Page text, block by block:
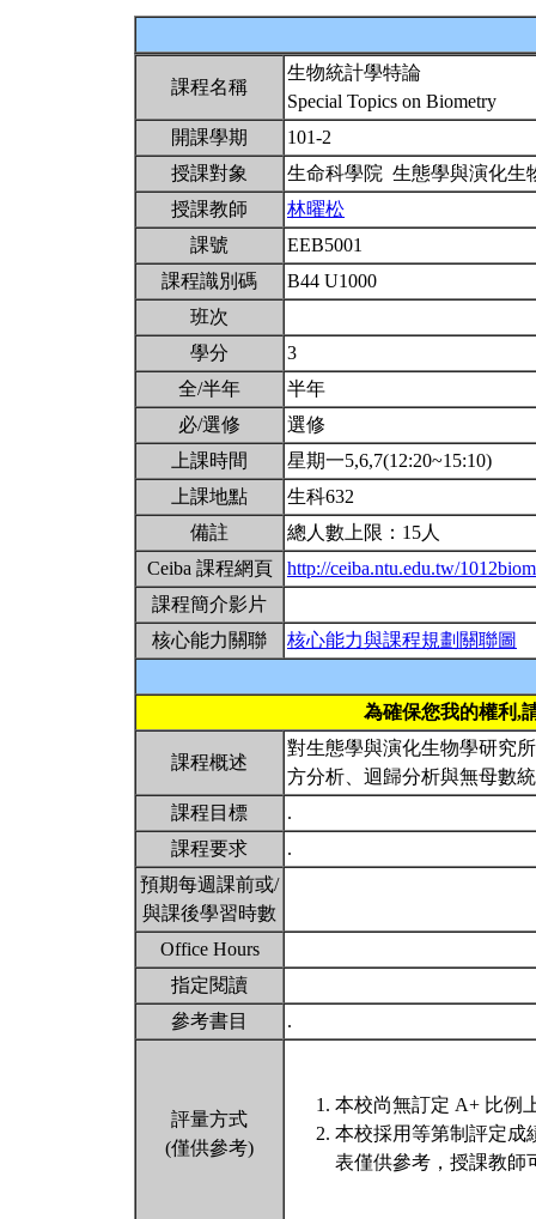
課程名稱
生物統計學特論
Special Topics on Biometry
開課學期
101-2
授課對象
生命科學院 生態學與演化
授課教師
林曜松
課號
EEB5001
課程識別碼
B44 U1000
班次
學分
3
全/半年
半年
必/選修
選修
上課時間
星期一5,6,7(12:20~15:10)
上課地點
生科632
備註
總人數上限：15人
Ceiba 課程網頁
http://ceiba.ntu.edu.tw/
課程簡介影片
核心能力關聯
核心能力與課程規劃關聯圖
為確保您我的權利,
課程概述
對生態學與演化生物學研究
方分析、迴歸分析與無母數
課程目標
.
課程要求
.
預期每週課前或/
與課後學習時數
Office Hours
指定閱讀
參考書目
.
評量方式
(僅供參考)
本校尚無訂定 A+ 比例
本校採用等第制評定成
表僅供參考，授課教師